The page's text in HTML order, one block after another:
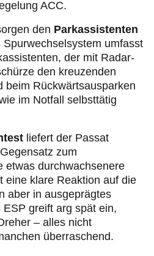
ACC.
den Parkassistenten
umfasst
der mit Radar-
den kreuzenden
beim Rückwärtsausparken
im Notfall selbsttätig
liefert der Passat
zum
etwas durchwachsenere
eine klare Reaktion auf die
aber in ausgeprägtes
greift arg spät ein,
– alles nicht
überraschend.